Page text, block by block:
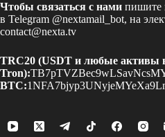
Чтобы связаться с нами пишите
в Telegram @nextamail_bot, на
contact@nexta.tv
TRC20 (USDT и любые активы
Tron):
BTC: